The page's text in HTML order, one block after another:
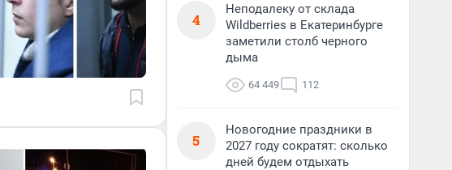
4
Неподалеку от склада
Wildberries в Екатеринбурге
заметили столб черного
дыма
64 449 112
5
Новогодние праздники в
2027 году сократят: сколько
дней будем отдыхать